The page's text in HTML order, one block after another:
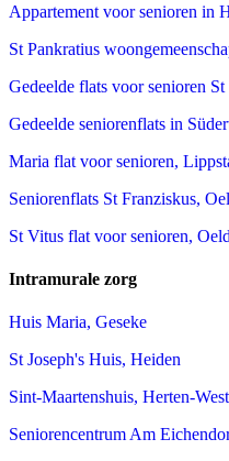
Appartement voor senioren in
St Pankratius
Gedeelde flats voor senioren
Gedeelde seniorenflats in
Maria flat voor senioren,
Seniorenflats St Franziskus,
St Vitus flat voor senioren,
Intramurale zorg
Huis Maria, Geseke
St Joseph's Huis, Heiden
Sint-Maartenshuis, Herten-
Seniorencentrum Am